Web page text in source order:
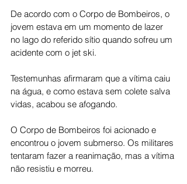
De acordo com o Corpo de Bombeiros, o
jovem estava em um momento de lazer
no lago do referido sítio quando sofreu um
acidente com o jet ski.
Testemunhas afirmaram que a vítima caiu
na água, e como estava sem colete salva
vidas, acabou se afogando.
O Corpo de Bombeiros foi acionado e
encontrou o jovem submerso. Os militares
tentaram fazer a reanimação, mas a vítima
não resistiu e morreu.